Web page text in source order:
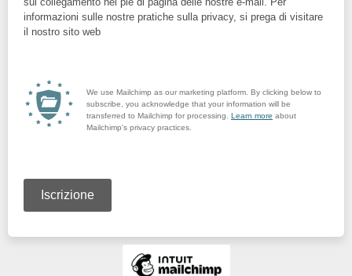
informazioni sulle nostre pratiche sulla privacy, si prega di visitare
il nostro sito web
We use Mailchimp as our marketing platform. By clicking below to
subscribe, you acknowledge that your information will be
transferred to Mailchimp for processing. Learn more about
Mailchimp's privacy practices.